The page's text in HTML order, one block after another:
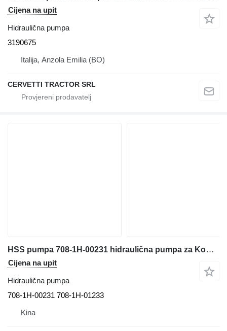
Cijena na upit
Hidraulična pumpa
3190675
Italija, Anzola Emilia (BO)
CERVETTI TRACTOR SRL
HSS pumpa 708-1H-00231 hidraulična pumpa za Komatsu D85EX-15 D85PX-15 D85EX-15EO D85PX-15EO bulldozer građevinskog stroja
Cijena na upit
Hidraulična pumpa
708-1H-00231 708-1H-01233
Kina